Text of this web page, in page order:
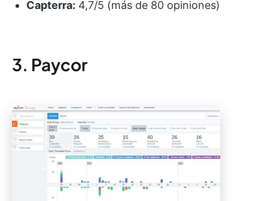
Capterra: 4,7/5 (más de 80 opiniones)
3. Paycor